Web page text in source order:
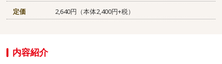
定価
2,640円（本体2,400円+税）
内容紹介